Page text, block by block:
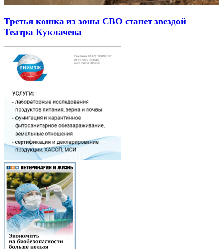
Третья кошка из зоны СВО станет звездой
Театра Куклачева